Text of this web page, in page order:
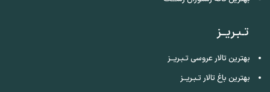
تـبـریــز
بهترین تالار عروسی تـبـریــز
بهترین باغ تالار تـبـریــز